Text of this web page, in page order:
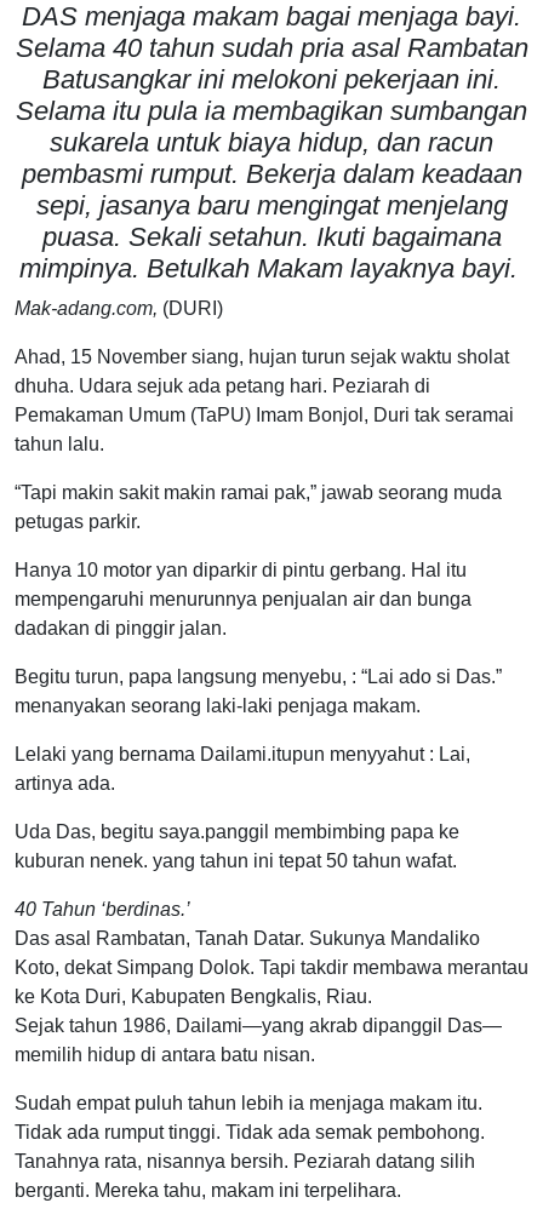
DAS menjaga makam bagai menjaga bayi.
Selama 40 tahun sudah pria asal Rambatan
Batusangkar ini melokoni pekerjaan ini.
Selama itu pula ia membagikan sumbangan
sukarela untuk biaya hidup, dan racun
pembasmi rumput. Bekerja dalam keadaan
sepi, jasanya baru mengingat menjelang
puasa. Sekali setahun. Ikuti bagaimana
mimpinya. Betulkah Makam layaknya bayi.
Mak-adang.com, (DURI)
Ahad, 15 November siang, hujan turun sejak waktu sholat
dhuha. Udara sejuk ada petang hari. Peziarah di
Pemakaman Umum (TaPU) Imam Bonjol, Duri tak seramai
tahun lalu.
“Tapi makin sakit makin ramai pak,” jawab seorang muda
petugas parkir.
Hanya 10 motor yan diparkir di pintu gerbang. Hal itu
mempengaruhi menurunnya penjualan air dan bunga
dadakan di pinggir jalan.
Begitu turun, papa langsung menyebu, : “Lai ado si Das.”
menanyakan seorang laki-laki penjaga makam.
Lelaki yang bernama Dailami.itupun menyyahut : Lai,
artinya ada.
Uda Das, begitu saya.panggil membimbing papa ke
kuburan nenek. yang tahun ini tepat 50 tahun wafat.
40 Tahun ‘berdinas.’
Das asal Rambatan, Tanah Datar. Sukunya Mandaliko
Koto, dekat Simpang Dolok. Tapi takdir membawa merantau
ke Kota Duri, Kabupaten Bengkalis, Riau.
Sejak tahun 1986, Dailami—yang akrab dipanggil Das—
memilih hidup di antara batu nisan.
Sudah empat puluh tahun lebih ia menjaga makam itu.
Tidak ada rumput tinggi. Tidak ada semak pembohong.
Tanahnya rata, nisannya bersih. Peziarah datang silih
berganti. Mereka tahu, makam ini terpelihara.